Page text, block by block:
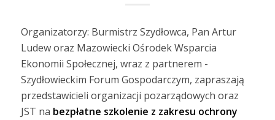
Organizatorzy: Burmistrz Szydłowca, Pan Artur
Ludew oraz Mazowiecki Ośrodek Wsparcia
Ekonomii Społecznej, wraz z partnerem -
Szydłowieckim Forum Gospodarczym, zapraszają
przedstawicieli organizacji pozarządowych oraz
JST na bezpłatne szkolenie z zakresu ochrony